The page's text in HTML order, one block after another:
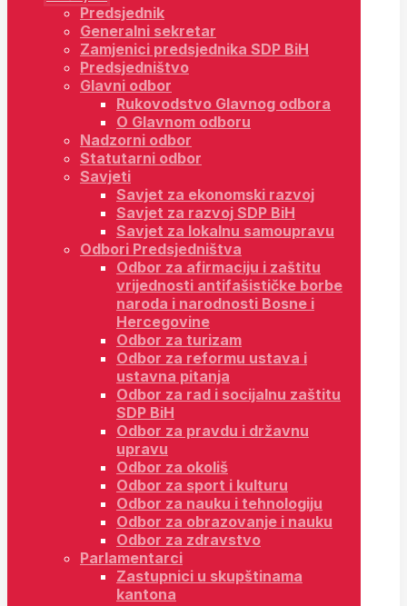
Predsjednik
Generalni sekretar
Zamjenici predsjednika SDP BiH
Predsjedništvo
Glavni odbor
Rukovodstvo Glavnog odbora
O Glavnom odboru
Nadzorni odbor
Statutarni odbor
Savjeti
Savjet za ekonomski razvoj
Savjet za razvoj SDP BiH
Savjet za lokalnu samoupravu
Odbori Predsjedništva
Odbor za afirmaciju i zaštitu
vrijednosti antifašističke borbe
naroda i narodnosti Bosne i
Hercegovine
Odbor za turizam
Odbor za reformu ustava i
ustavna pitanja
Odbor za rad i socijalnu zaštitu
SDP BiH
Odbor za pravdu i državnu
upravu
Odbor za okoliš
Odbor za sport i kulturu
Odbor za nauku i tehnologiju
Odbor za obrazovanje i nauku
Odbor za zdravstvo
Parlamentarci
Zastupnici u skupštinama
kantona